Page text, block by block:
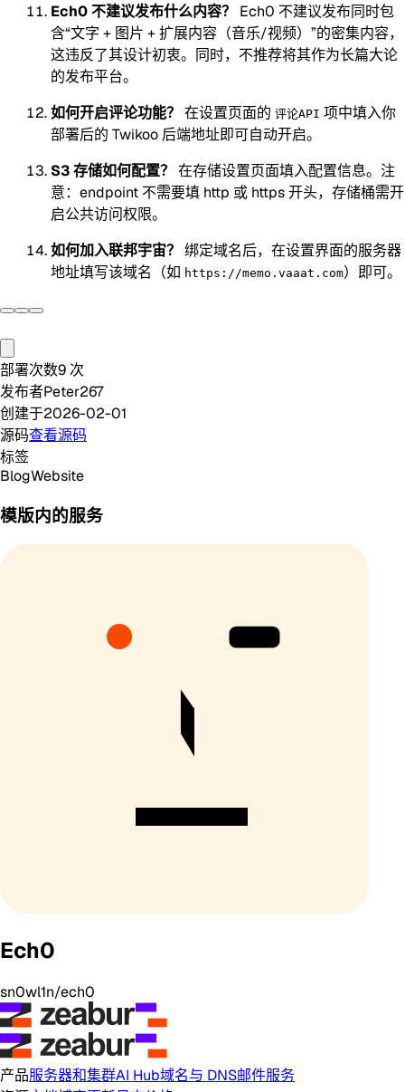
Ech0 不建议发布什么内容？
Ech0 不建议发布同时包
含“文字 + 图片 + 扩展内容（音乐/视频）”的密集内容，
这违反了其设计初衷。同时，不推荐将其作为长篇大论
的发布平台。
如何开启评论功能？ 在设置页面的 评论API 项中填入你
部署后的 Twikoo 后端地址即可自动开启。
S3 存储如何配置？ 在存储设置页面填入配置信息。注
意：endpoint 不需要填 http 或 https 开头，存储桶需开
启公共访问权限。
如何加入联邦宇宙？ 绑定域名后，在设置界面的服务器
地址填写该域名（如 https://memo.vaaat.com）即可。
部署次数9 次
发布者Peter267
创建于2026-02-01
源码查看源码
标签
BlogWebsite
模版内的服务
Ech0
sn0wl1n/ech0
产品服务器和集群AI Hub域名与 DNS邮件服务